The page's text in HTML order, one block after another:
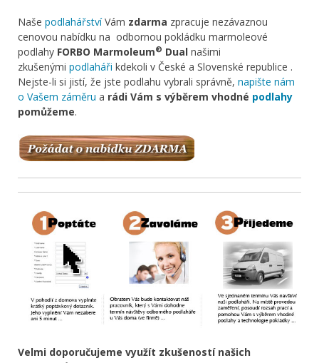
Naše podlahářstvíVám zdarma zpracuje nezávaznou
cenovou nabídku na odbornou pokládku marmoleové
podlahy FORBO Marmoleum® Dual našimi
zkušenými podlaháři kdekoli v České a Slovenské republice .
Nejste-li si jistí, že jste podlahu vybrali správně, napište nám
o Vašem záměru a rádi Vám s výběrem vhodné podlahy
pomůžeme.
Velmi doporučujeme využít zkušeností našich